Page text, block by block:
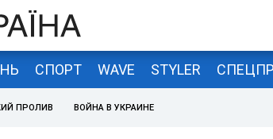
СПОРТ WAVE STYLER
ПРОЛИВ ВОЙНА В УКРАИНЕ